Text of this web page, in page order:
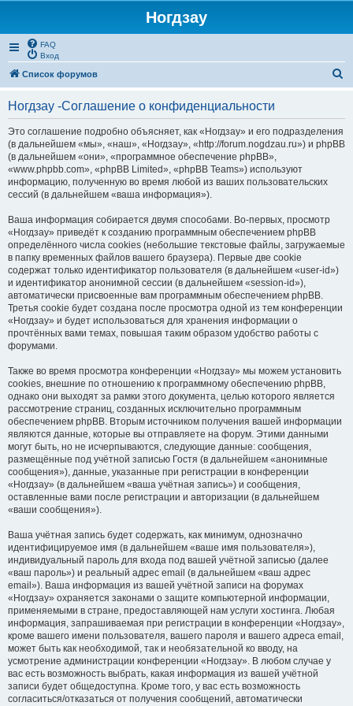
Ногдзау
FAQ
Вход
Список форумов
к
Ногдзау -Соглашение о конфиденциальности
Это соглашение подробно объясняет, как «Ногдзау» и его подразделения
(в дальнейшем «мы», «наш», «Ногдзау», «http://forum.nogdzau.ru») и phpBB
(в дальнейшем «они», «программное обеспечение phpBB»,
«www.phpbb.com», «phpBB Limited», «phpBB Teams») используют
информацию, полученную во время любой из ваших пользовательских
сессий (в дальнейшем «ваша информация»).
Ваша информация собирается двумя способами. Во-первых, просмотр
«Ногдзау» приведёт к созданию программным обеспечением phpBB
определённого числа cookies (небольшие текстовые файлы, загружаемые
в папку временных файлов вашего браузера). Первые две cookie
содержат только идентификатор пользователя (в дальнейшем «user-id»)
и идентификатор анонимной сессии (в дальнейшем «session-id»),
автоматически присвоенные вам программным обеспечением phpBB.
Третья cookie будет создана после просмотра одной из тем конференции
«Ногдзау» и будет использоваться для хранения информации о
прочтённых вами темах, повышая таким образом удобство работы с
форумами.
Также во время просмотра конференции «Ногдзау» мы можем установить
cookies, внешние по отношению к программному обеспечению phpBB,
однако они выходят за рамки этого документа, целью которого является
рассмотрение страниц, созданных исключительно программным
обеспечением phpBB. Вторым источником получения вашей информации
являются данные, которые вы отправляете на форум. Этими данными
могут быть, но не исчерпываются, следующие данные: сообщения,
размещённые под учётной записью Гостя (в дальнейшем «анонимные
сообщения»), данные, указанные при регистрации в конференции
«Ногдзау» (в дальнейшем «ваша учётная запись») и сообщения,
оставленные вами после регистрации и авторизации (в дальнейшем
«ваши сообщения»).
Ваша учётная запись будет содержать, как минимум, однозначно
идентифицируемое имя (в дальнейшем «ваше имя пользователя»),
индивидуальный пароль для входа под вашей учётной записью (далее
«ваш пароль») и реальный адрес email (в дальнейшем «ваш адрес
email»). Ваша информация из вашей учётной записи на форумах
«Ногдзау» охраняется законами о защите компьютерной информации,
применяемыми в стране, предоставляющей нам услуги хостинга. Любая
информация, запрашиваемая при регистрации в конференции «Ногдзау»,
кроме вашего имени пользователя, вашего пароля и вашего адреса email,
может быть как необходимой, так и необязательной ко вводу, на
усмотрение администрации конференции «Ногдзау». В любом случае у
вас есть возможность выбрать, какая информация из вашей учётной
записи будет общедоступна. Кроме того, у вас есть возможность
согласиться/отказаться от получения сообщений, автоматически